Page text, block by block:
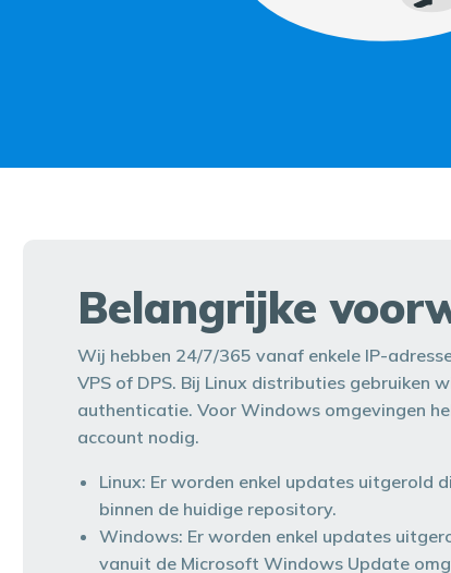
Belangrijke
Wij hebben 24/7/365 vanaf enkele IP-
VPS of DPS. Bij Linux distributies gebruiken
authenticatie. Voor Windows omgevingen
account nodig.
Linux: Er worden enkel updates uitgerold
binnen de huidige repository.
Windows: Er worden enkel updates
vanuit de Microsoft Windows Update